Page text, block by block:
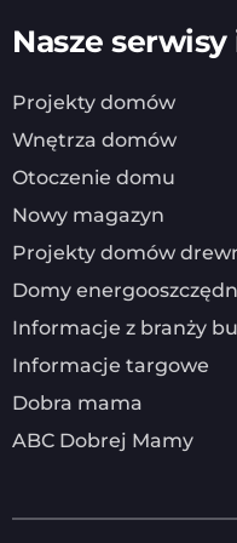
Nasze
Projekty domów
Wnętrza domów
Otoczenie domu
Nowy magazyn
Projekty domów
Domy
Informacje z branży
Informacje targowe
Dobra mama
ABC Dobrej Mamy